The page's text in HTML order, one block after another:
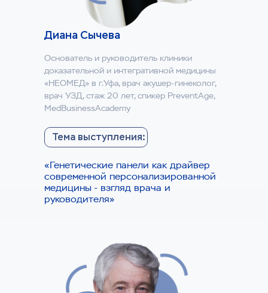
«Генетические панели как драйвер
современной персонализированной
медицины - взгляд врача и
руководителя»
Тема выступления:
Основатель и руководитель клиники
доказательной и интегративной медицины
«НЕОМЕД» в г.Уфа, врач акушер-гинеколог,
врач УЗД, стаж 20 лет, спикер PreventAge,
MedBusinessAcademy
Диана Сычева
Организатор
(НЦГИ) работает
на рынке генетических исследований
с 2013 года, является резидентом
инновационного центра «Сколково»